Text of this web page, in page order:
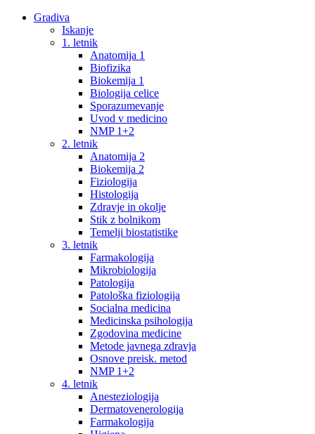
Gradiva
Iskanje
1. letnik
Anatomija 1
Biofizika
Biokemija 1
Biologija celice
Sporazumevanje
Uvod v medicino
NMP 1+2
2. letnik
Anatomija 2
Biokemija 2
Fiziologija
Histologija
Zdravje in okolje
Stik z bolnikom
Temelji biostatistike
3. letnik
Farmakologija
Mikrobiologija
Patologija
Patološka fiziologija
Socialna medicina
Medicinska psihologija
Zgodovina medicine
Metode javnega zdravja
Osnove preisk. metod
NMP 1+2
4. letnik
Anesteziologija
Dermatovenerologija
Farmakologija